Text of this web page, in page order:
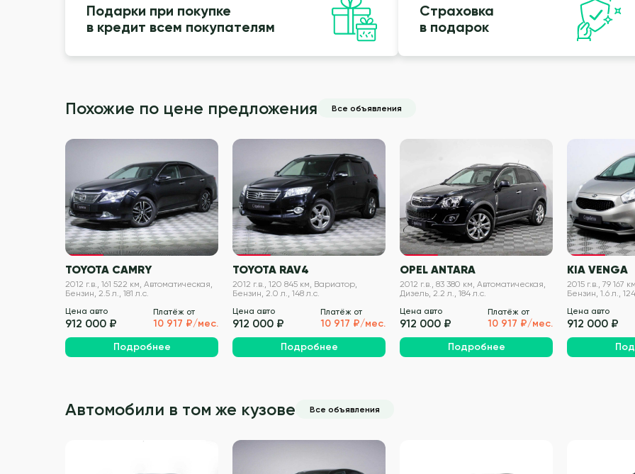
Подарки при покупке
в кредит всем покупателям
Страховка
в подарок
Похожие по цене предложения Все объявления
VIN проверен
TOYOTA CAMRY
2012 г.в., 161 522 км, Автоматическая,
Бензин, 2.5 л., 181 л.с.
Цена авто
912 000 ₽
Платёж от
10 917 ₽/мес.
Подробнее
VIN проверен
TOYOTA RAV4
2012 г.в., 120 845 км, Вариатор,
Бензин, 2.0 л., 148 л.с.
Цена авто
912 000 ₽
Платёж от
10 917 ₽/мес.
Подробнее
VIN проверен
OPEL ANTARA
2012 г.в., 83 380 км, Автоматическая,
Дизель, 2.2 л., 184 л.с.
Цена авто
912 000 ₽
Платёж от
10 917 ₽/мес.
Подробнее
KIA VENGA
2015 г.в., 79 167
Бензин, 1.6 л.,
Цена авто
912 000 ₽
Автомобили в том же кузове Все объявления